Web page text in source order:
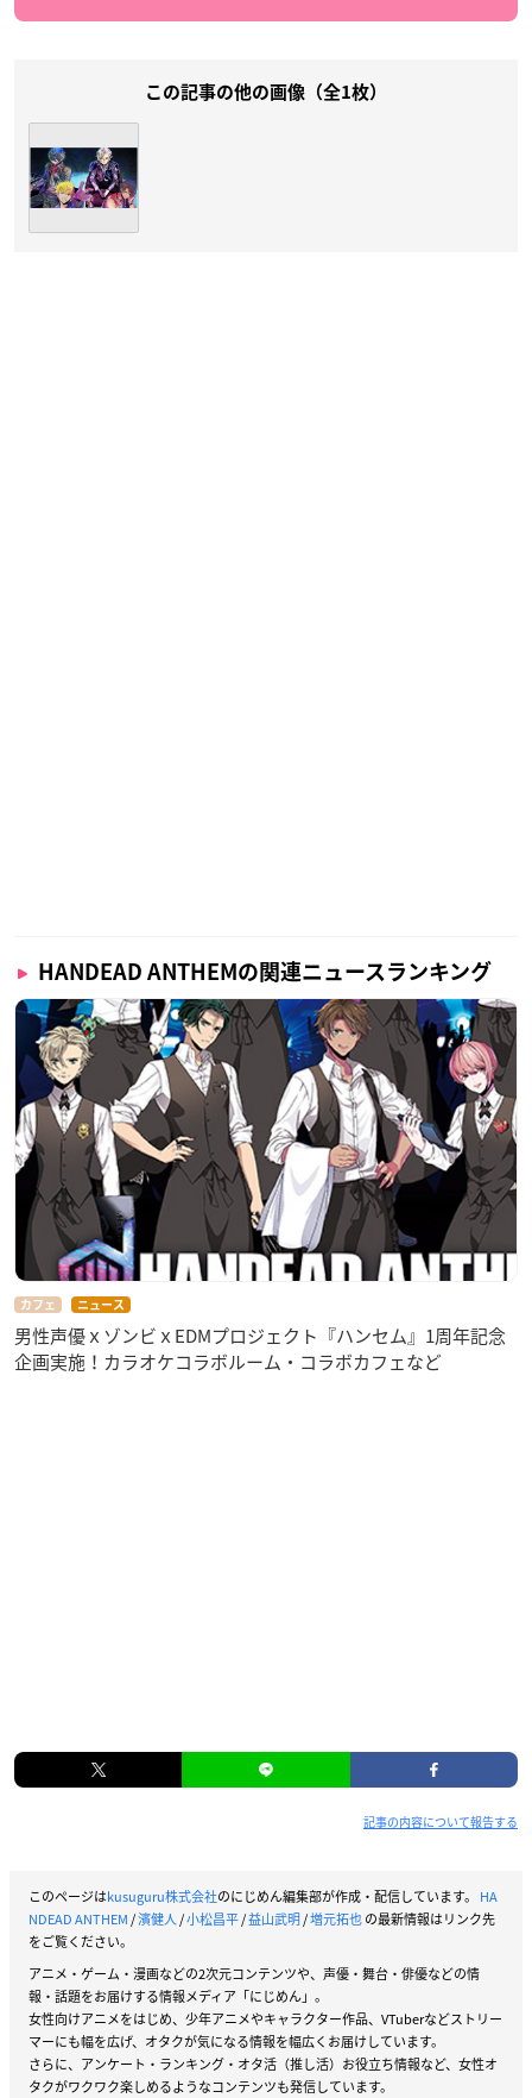
この記事の他の画像（全1枚）
HANDEAD ANTHEMの関連ニュースランキング
カフェ ニュース
男性声優ｘゾンビｘEDMプロジェクト『ハンセム』1周年記念
企画実施！カラオケコラボルーム・コラボカフェなど
記事の内容について報告する
このページはkusuguru株式会社のにじめん編集部が作成・配信しています。 HA
NDEAD ANTHEM/濱健人/小松昌平/益山武明/増元拓也の最新情報はリンク先
をご覧ください。
アニメ・ゲーム・漫画などの2次元コンテンツや、声優・舞台・俳優などの情
報・話題をお届けする情報メディア「にじめん」。
女性向けアニメをはじめ、少年アニメやキャラクター作品、VTuberなどストリー
マーにも幅を広げ、オタクが気になる情報を幅広くお届けしています。
さらに、アンケート・ランキング・オタ活（推し活）お役立ち情報など、女性オ
タクがワクワク楽しめるようなコンテンツも発信しています。